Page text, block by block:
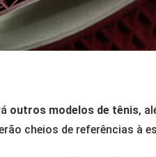
outros modelos de tênis,
cheios de referências à